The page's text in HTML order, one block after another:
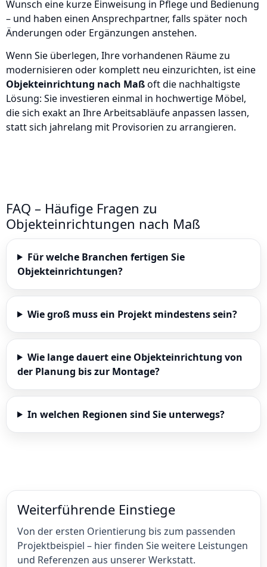
Wunsch eine kurze Einweisung in Pflege und Bedienung
– und haben einen Ansprechpartner, falls später noch
Änderungen oder Ergänzungen anstehen.
Wenn Sie überlegen, Ihre vorhandenen Räume zu
modernisieren oder komplett neu einzurichten, ist eine
Objekteinrichtung nach Maßoft die nachhaltigste
Lösung: Sie investieren einmal in hochwertige Möbel,
die sich exakt an Ihre Arbeitsabläufe anpassen lassen,
statt sich jahrelang mit Provisorien zu arrangieren.
FAQ – Häufige Fragen zu
Objekteinrichtungen nach Maß
Für welche Branchen fertigen Sie
Objekteinrichtungen?
Wie groß muss ein Projekt mindestens sein?
Wie lange dauert eine Objekteinrichtung von
der Planung bis zur Montage?
In welchen Regionen sind Sie unterwegs?
Weiterführende Einstiege
Von der ersten Orientierung bis zum passenden
Projektbeispiel – hier finden Sie weitere Leistungen
und Referenzen aus unserer Werkstatt.